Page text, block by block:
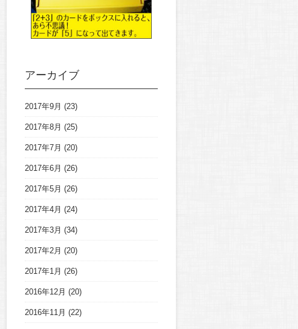
アーカイブ
2017年9月 (23)
2017年8月 (25)
2017年7月 (20)
2017年6月 (26)
2017年5月 (26)
2017年4月 (24)
2017年3月 (34)
2017年2月 (20)
2017年1月 (26)
2016年12月 (20)
2016年11月 (22)